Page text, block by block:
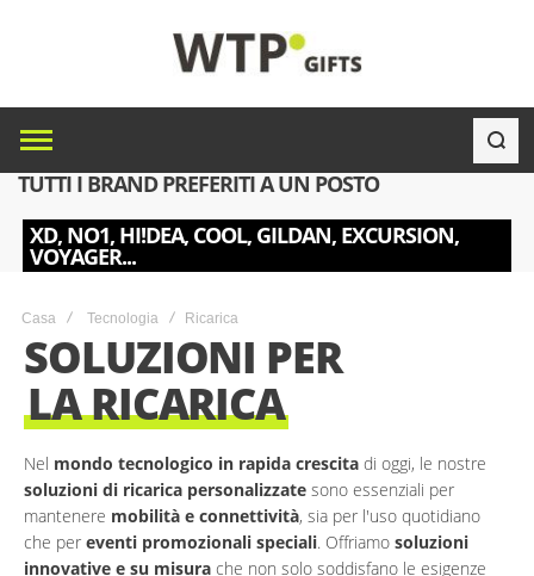
TUTTI I BRAND PREFERITI A UN POSTO
XD, NO1, HI!DEA, COOL, GILDAN, EXCURSION,
VOYAGER...
Casa Tecnologia Ricarica
SOLUZIONI PER
LA RICARICA
Nel mondo tecnologico in rapida crescita di oggi, le nostre
soluzioni di ricarica personalizzate sono essenziali per
mantenere mobilità e connettività, sia per l'uso quotidiano
che per eventi promozionali speciali. Offriamo soluzioni
innovative e su misura che non solo soddisfano le esigenze